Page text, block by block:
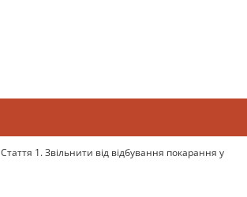
Стаття 1. Звільнити від відбування покарання у